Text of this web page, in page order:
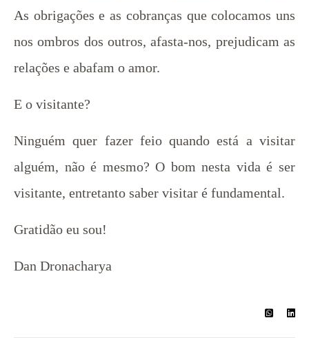
As obrigações e as cobranças que colocamos uns
nos ombros dos outros, afasta-nos, prejudicam as
relações e abafam o amor.
E o visitante?
Ninguém quer fazer feio quando está a visitar
alguém, não é mesmo? O bom nesta vida é ser
visitante, entretanto saber visitar é fundamental.
Gratidão eu sou!
Dan Dronacharya